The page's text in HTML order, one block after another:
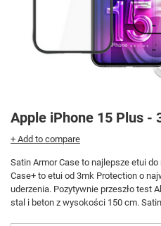
Apple iPhone 15 Plus -
+ Add to compare
Satin Armor Case to najlepsze etui
Case+ to etui od 3mk Protection o
uderzenia. Pozytywnie przeszło test
stal i beton z wysokości 150 cm.